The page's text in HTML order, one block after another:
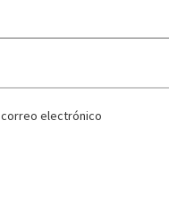
electrónico